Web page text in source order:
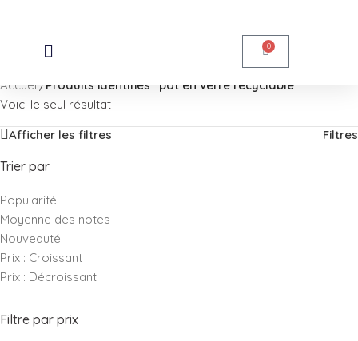
0
Accueil/ Produits identifiés “pot en verre recyclable”
Voici le seul résultat
Afficher les filtres
Filtres
Trier par
Popularité
Moyenne des notes
Nouveauté
Prix : Croissant
Prix : Décroissant
Filtre par prix